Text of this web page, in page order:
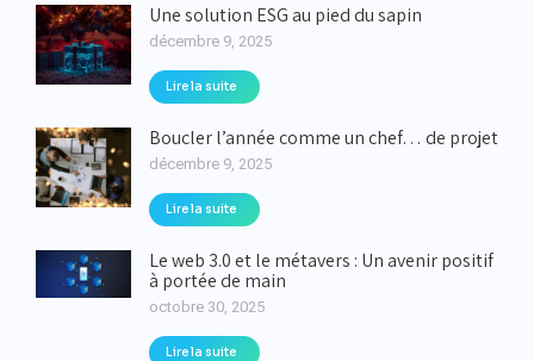
Une solution ESG au pied du sapin
décembre 9, 2025
Lire la suite
Boucler l’année comme un chef… de projet
décembre 9, 2025
Lire la suite
Le web 3.0 et le métavers : Un avenir positif
à portée de main
octobre 30, 2025
Lire la suite